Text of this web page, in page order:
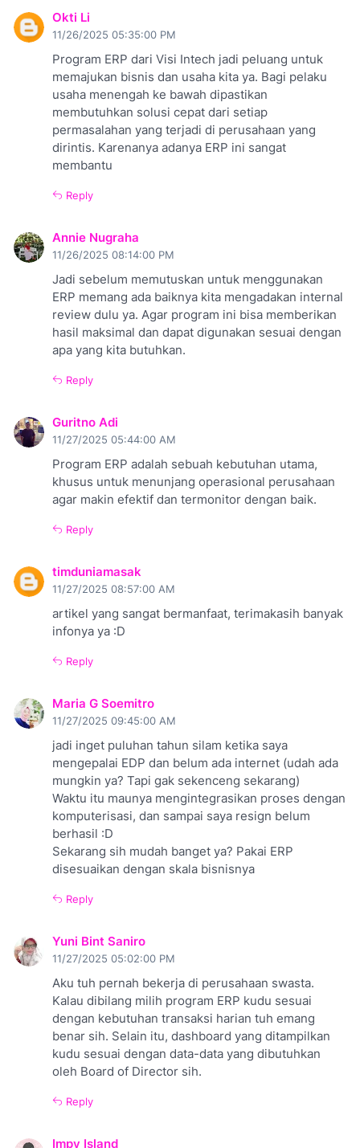
Okti Li
11/26/2025 05:35:00 PM
Program ERP dari Visi Intech jadi peluang untuk
memajukan bisnis dan usaha kita ya. Bagi pelaku
usaha menengah ke bawah dipastikan
membutuhkan solusi cepat dari setiap
permasalahan yang terjadi di perusahaan yang
dirintis. Karenanya adanya ERP ini sangat
membantu
Reply
Annie Nugraha
11/26/2025 08:14:00 PM
Jadi sebelum memutuskan untuk menggunakan
ERP memang ada baiknya kita mengadakan internal
review dulu ya. Agar program ini bisa memberikan
hasil maksimal dan dapat digunakan sesuai dengan
apa yang kita butuhkan.
Reply
Guritno Adi
11/27/2025 05:44:00 AM
Program ERP adalah sebuah kebutuhan utama,
khusus untuk menunjang operasional perusahaan
agar makin efektif dan termonitor dengan baik.
Reply
timduniamasak
11/27/2025 08:57:00 AM
artikel yang sangat bermanfaat, terimakasih banyak
infonya ya :D
Reply
Maria G Soemitro
11/27/2025 09:45:00 AM
jadi inget puluhan tahun silam ketika saya
mengepalai EDP dan belum ada internet (udah ada
mungkin ya? Tapi gak sekenceng sekarang)
Waktu itu maunya mengintegrasikan proses dengan
komputerisasi, dan sampai saya resign belum
berhasil :D
Sekarang sih mudah banget ya? Pakai ERP
disesuaikan dengan skala bisnisnya
Reply
Yuni Bint Saniro
11/27/2025 05:02:00 PM
Aku tuh pernah bekerja di perusahaan swasta.
Kalau dibilang milih program ERP kudu sesuai
dengan kebutuhan transaksi harian tuh emang
benar sih. Selain itu, dashboard yang ditampilkan
kudu sesuai dengan data-data yang dibutuhkan
oleh Board of Director sih.
Reply
Impy Island